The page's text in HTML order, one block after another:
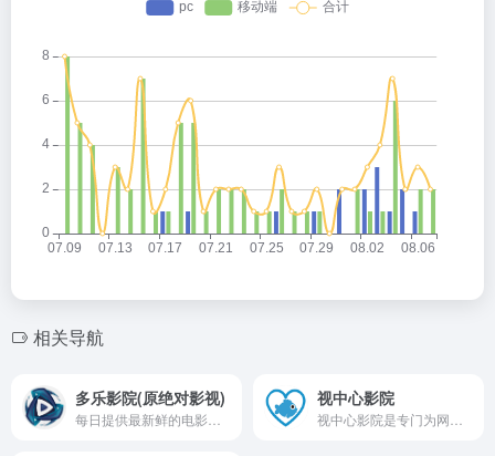
相关导航
多乐影院(原绝对影视) 视中心影院